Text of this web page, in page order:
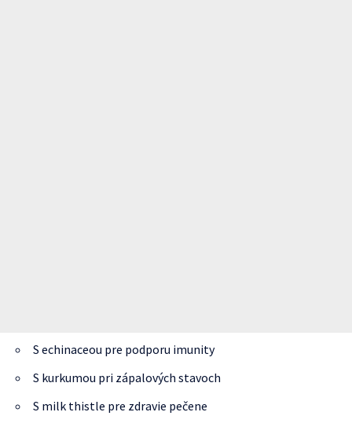
S echinaceou pre podporu imunity
S kurkumou pri zápalových stavoch
S milk thistle pre zdravie pečene